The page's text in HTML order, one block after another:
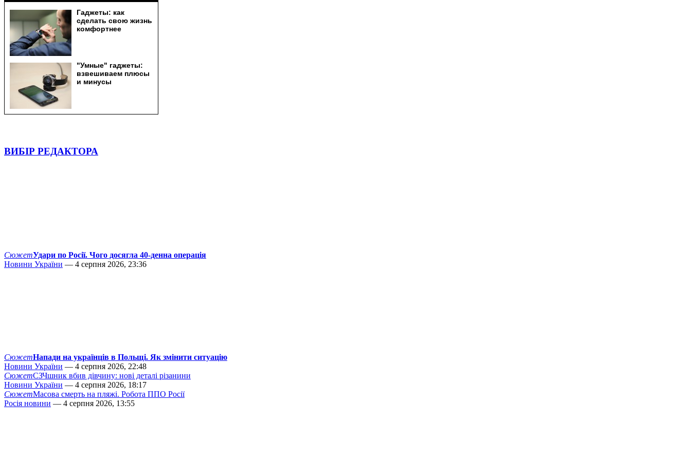
ВИБІР РЕДАКТОРА
СюжетУдари по Росії. Чого досягла 40-денна операція
Новини України — 4 серпня 2026, 23:36
СюжетНапади на українців в Польщі. Як змінити ситуацію
Новини України — 4 серпня 2026, 22:48
СюжетСЗЧшник вбив дівчину: нові деталі різанини
Новини України — 4 серпня 2026, 18:17
СюжетМасова смерть на пляжі. Робота ППО Росії
Росія новини — 4 серпня 2026, 13:55